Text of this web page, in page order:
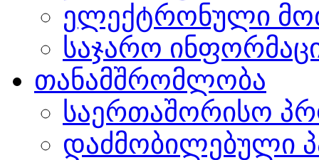
ელექტრონული
საჯარო
თანამშრომლობა
საერთაშორისო
დაძმობილებული